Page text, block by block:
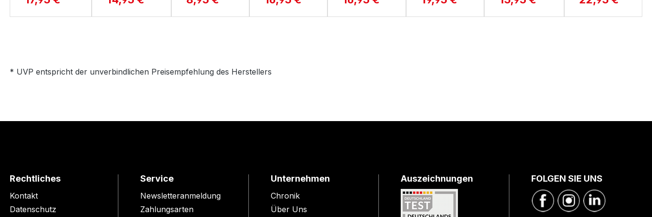
* UVP entspricht der unverbindlichen Preisempfehlung des Herstellers
Rechtliches
Kontakt
Datenschutz
Service
Newsletteranmeldung
Zahlungsarten
Unternehmen
Chronik
Über Uns
Auszeichnungen FOLGEN SIE UNS